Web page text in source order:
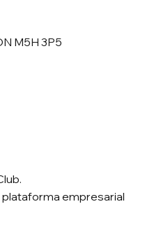
M5H 3P5
plataforma empresarial